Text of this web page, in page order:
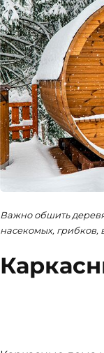
Важно обшить
насекомых, грибков,